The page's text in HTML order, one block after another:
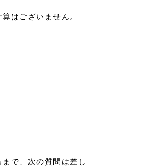
はございません。
で、次の質問は差し